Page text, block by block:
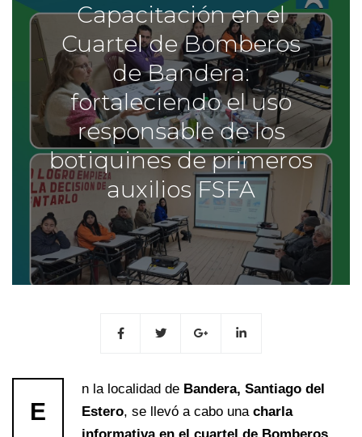
Capacitación en el
Cuartel de Bomberos
de Bandera:
fortaleciendo el uso
responsable de los
botiquines de primeros
auxilios FSFA
E
n la localidad de Bandera, Santiago del
Estero, se llevó a cabo una charla